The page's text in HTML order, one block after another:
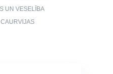
UN VESELĪBA
CAURVIJAS